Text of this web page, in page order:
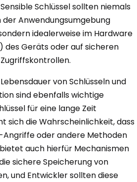
Schlüssel sollten niemals
Anwendungsumgebung
idealerweise im Hardware
des Geräts oder auf sicheren
von Schlüsseln und
sind ebenfalls wichtige
für eine lange Zeit
sich die Wahrscheinlichkeit, dass
oder andere Methoden
auch hierfür Mechanismen
sichere Speicherung von
und Entwickler sollten diese